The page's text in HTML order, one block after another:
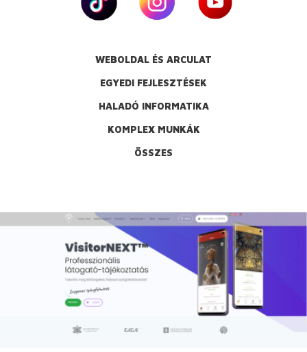
WEBOLDAL ÉS ARCULAT
EGYEDI FEJLESZTÉSEK
HALADÓ INFORMATIKA
KOMPLEX MUNKÁK
ÖSSZES